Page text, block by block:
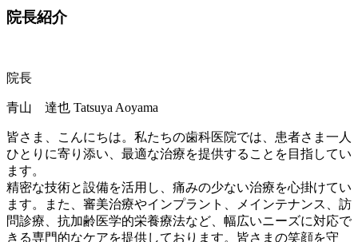
院長紹介
院長
青山 達也 Tatsuya Aoyama
皆さま、こんにちは。私たちの歯科医院では、患者さま一人
ひとりに寄り添い、最適な治療を提供することを目指してい
ます。
精密な技術と設備を活用し、痛みの少ない治療を心掛けてい
ます。また、審美治療やインプラント、メインテナンス、訪
問診療、抗加齢医学的栄養療法など、幅広いニーズに対応で
きる専門的なケアを提供しております。皆さまの笑顔を守